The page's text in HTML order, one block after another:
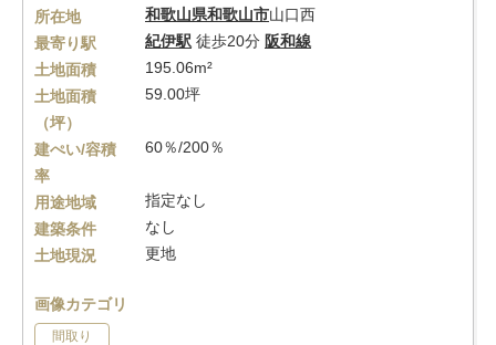
所在地 和歌山県和歌山市山口西
最寄り駅
紀伊駅 徒歩20分 阪和線
土地面積
195.06m²
土地面積
（坪）
59.00坪
建ぺい/容積
率
60％/200％
用途地域
指定なし
建築条件
なし
土地現況
更地
画像カテゴリ
間取り